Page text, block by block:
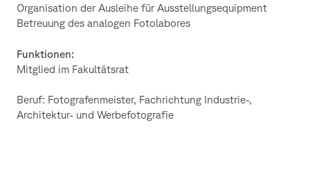
Organisation der Ausleihe für Ausstellungsequipment
Betreuung des analogen Fotolabores
Funktionen:
Mitglied im Fakultätsrat
Beruf: Fotografenmeister, Fachrichtung Industrie-,
Architektur- und Werbefotografie